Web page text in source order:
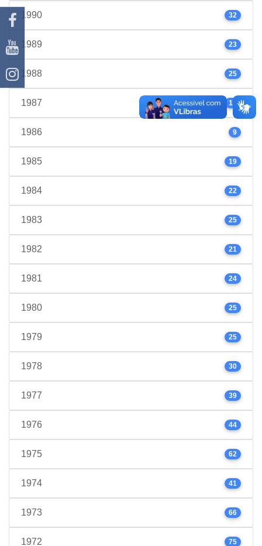
1990 32
1989 23
1988 25
1987 17
1986 9
1985 19
1984 22
1983 25
1982 21
1981 24
1980 25
1979 25
1978 30
1977 39
1976 44
1975 62
1974 41
1973 66
1972 75